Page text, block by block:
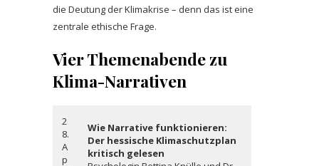
die Deutung der Klimakrise – denn das ist eine
zentrale ethische Frage.
Vier Themenabende zu
Klima-Narrativen
2
8.
A
p
Wie Narrative funktionieren:
Der hessische Klimaschutzplan
kritisch gelesen